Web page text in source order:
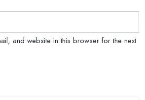
and website in this browser for the next